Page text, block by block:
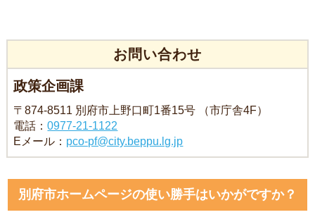
お問い合わせ
政策企画課
〒874-8511 別府市上野口町1番15号 （市庁舎4F）
電話：0977-21-1122
Eメール： pco-pf@city.beppu.lg.jp
別府市ホームページの使い勝手はいかがですか？